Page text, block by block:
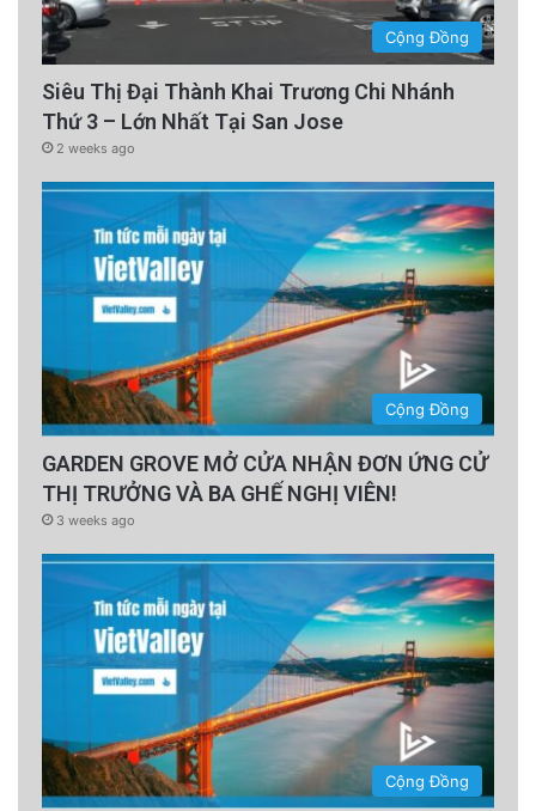
Cộng Đồng
Siêu Thị Đại Thành Khai Trương Chi Nhánh
Thứ 3 – Lớn Nhất Tại San Jose
2 weeks ago
Cộng Đồng
GARDEN GROVE MỞ CỬA NHẬN ĐƠN ỨNG CỬ
THỊ TRƯỞNG VÀ BA GHẾ NGHỊ VIÊN!
3 weeks ago
Cộng Đồng